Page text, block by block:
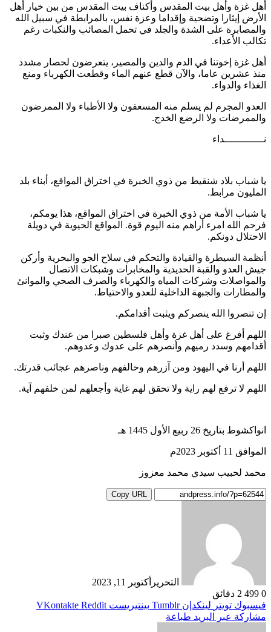
أهل غزة وأهل بيت المقدس وأكناف بيت المقدس من بين خيار أهل
الأرض إيثارا وتضحية وإقداما وعزة نفس، بالمرابطة في سبيل الله
والمصابرة على الشدة والجلد في تحمل المصائب والنكبات رغم
تكالب الأعداء.
أهل غزة إخوتنا في الدم والدين والمصير، يتعرضون لحصار مشدد
منذ عشرين عاما، والآن قطع عنهم الماء وقطعت الكهرباء ومنع
الغذاء والدواء.
العدو المجرم لم يسلم منه المسعفون ولا الأطباء ولا الممرضون
والممرضات ولا الرضع الخدج.
نـــــــــــــداء
يا شباب بلاد شنقيط من ذوي الخبرة في اختراق المواقع، أبناء بلد
المليون مرابط.
يا شباب الأمة من ذوي الخبرة في اختراق المواقع، هذا يومكم،
فرحم الله امرء أراهم منه اليوم قوة. المواقع الحيوية في دويلة
الاحتلال دونكم.
أنظمة السيطرة والقيادة والتحكم في سلاح الجو والبحرية وأركن
جيش العدو والقبة الحديدية والمخابرات وشبكات الاتصال
والمواصلات وشركات المياه والكهرباء والصرف الصحي والموانئ
والمطارات والجبهة الداخلية للعدو والاحتياط.
إن تنصروا الله ينصركم ويثبت أقدامكم.
اللهم أفرغ على أهل غزة وأهل فلسطين صبرا من عندك وثبت
أقدامهم وسدد رميهم وأنصرهم على عدوك وعدوهم.
اللهم أرنا في اليهود ومن آزرهم وحالفهم وناصرهم عجائب قدرتك.
اللهم لا ترفع لهم راية ولا تحقق لهم غاية وأجعلهم لمن خلفهم آية.
انواكشوط بتاريخ 26 ربيع الأول 1445 هـ
الموافق 11 أكتوبر 2023م
محمد لحبيب سيدي محمد معزوز
Copy URL
التحرير أكتوبر 11, 2023
0
2 دقائق
فيسبوك تويتر لينكدإن بينتيريست
مشاركة عبر البريد طباعة